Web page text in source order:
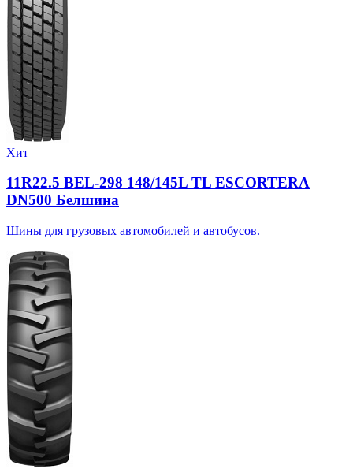
Хит
11R22.5 BEL-298 148/145L TL ESCORTERA
DN500 Белшина
Шины для грузовых автомобилей и автобусов.